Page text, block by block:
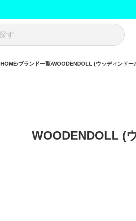
HOME ブランド一覧 WOODENDOLL (ウッディンドー
WOODENDOLL (